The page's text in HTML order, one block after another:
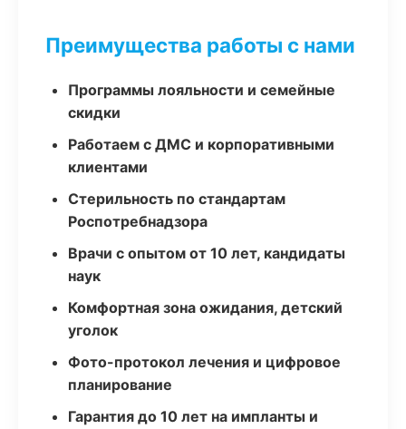
Преимущества работы с нами
Программы лояльности и семейные
скидки
Работаем с ДМС и корпоративными
клиентами
Стерильность по стандартам
Роспотребнадзора
Врачи с опытом от 10 лет, кандидаты
наук
Комфортная зона ожидания, детский
уголок
Фото-протокол лечения и цифровое
планирование
Гарантия до 10 лет на импланты и